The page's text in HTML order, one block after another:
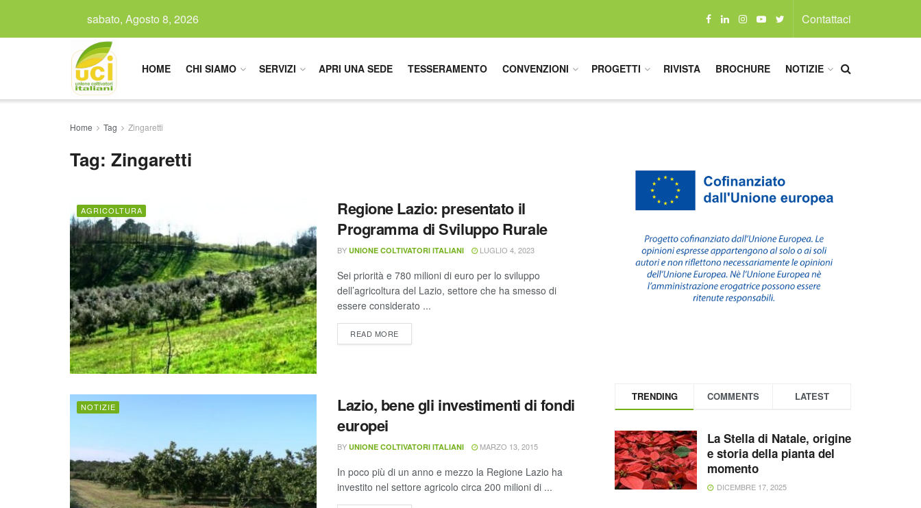
sabato, Agosto 8, 2026 Contattaci
HOME CHI SIAMO SERVIZI APRI UNA SEDE TESSERAMENTO CONVENZIONI PROGETTI RIVISTA BROCHURE NOTIZIE
Home Tag Zingaretti
Tag: Zingaretti
AGRICOLTURA
Regione Lazio: presentato il
Programma di Sviluppo Rurale
BY UNIONE COLTIVATORI ITALIANI LUGLIO 4, 2023
Sei priorità e 780 milioni di euro per lo sviluppo
dell’agricoltura del Lazio, settore che ha smesso di
essere considerato ...
READ MORE
NOTIZIE
Lazio, bene gli investimenti di fondi
europei
BY UNIONE COLTIVATORI ITALIANI MARZO 13, 2015
In poco più di un anno e mezzo la Regione Lazio ha
investito nel settore agricolo circa 200 milioni di ...
TRENDING COMMENTS LATEST
La Stella di Natale, origine
e storia della pianta del
momento
DICEMBRE 17, 2025